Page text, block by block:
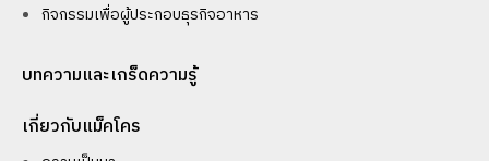
กิจกรรมเพื่อผู้ประกอบธุรกิจอาหาร
บทความและเกร็ดความรู้
เกี่ยวกับแม็คโคร